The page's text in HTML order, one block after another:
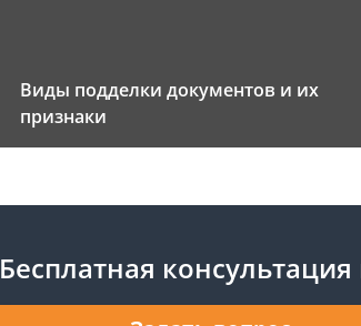
Виды подделки документов и их
признаки
Бесплатная